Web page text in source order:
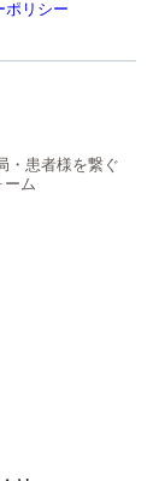
ポリシー
・患者様を繋ぐ
ム